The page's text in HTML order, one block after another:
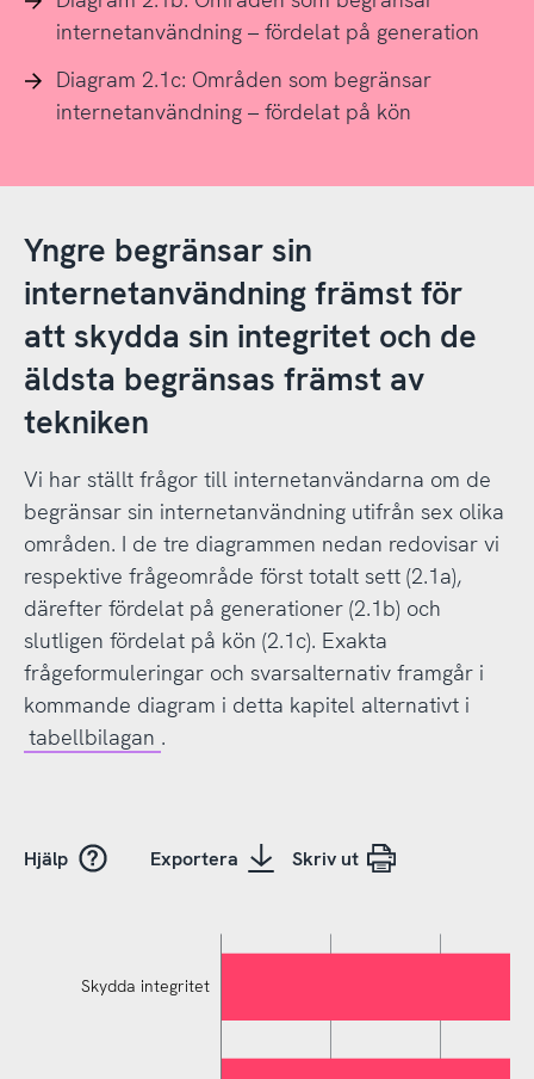
internetanvändning – fördelat på generation
Diagram 2.1c: Områden som begränsar
internetanvändning – fördelat på kön
Yngre begränsar sin
internetanvändning främst för
att skydda sin integritet och de
äldsta begränsas främst av
tekniken
Vi har ställt frågor till internetanvändarna om de
begränsar sin internetanvändning utifrån sex olika
områden. I de tre diagrammen nedan redovisar vi
respektive frågeområde först totalt sett (2.1a),
därefter fördelat på generationer (2.1b) och
slutligen fördelat på kön (2.1c). Exakta
frågeformuleringar och svarsalternativ framgår i
kommande diagram i detta kapitel alternativt i
tabellbilagan .
Hjälp Exportera Skriv ut
Skydda integritet